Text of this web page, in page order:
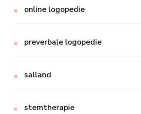
online logopedie
preverbale logopedie
salland
stemtherapie